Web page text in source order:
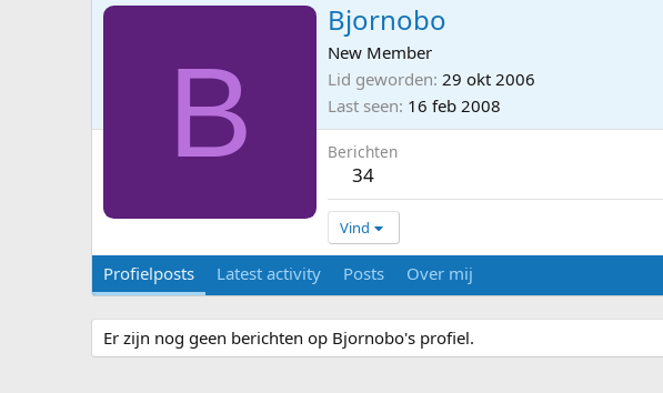
B
Bjornobo
New Member
Lid geworden 29 okt 2006
Last seen 16 feb 2008
Berichten
34
Vind
Profielposts Latest activity Posts Over mij
Er zijn nog geen berichten op Bjornobo's profiel.